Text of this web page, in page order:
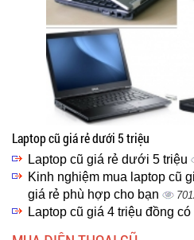
Laptop cũ giá rẻ dưới 5 triệu
Laptop cũ giá rẻ dưới 5 triệu
Kinh nghiệm mua laptop cũ
giá rẻ phù hợp cho bạn
Laptop cũ giá 4 triệu đồng